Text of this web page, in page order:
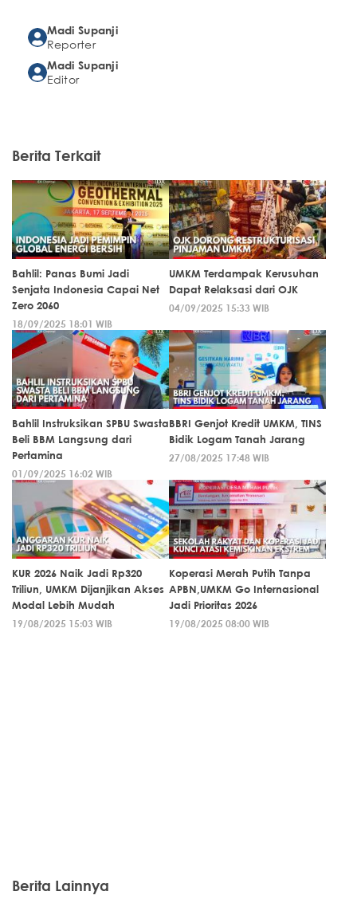
Madi Supanji
Reporter
Madi Supanji
Editor
Berita Terkait
Bahlil: Panas Bumi Jadi
Senjata Indonesia Capai Net
Zero 2060
18/09/2025 18:01 WIB
UMKM Terdampak Kerusuhan
Dapat Relaksasi dari OJK
04/09/2025 15:33 WIB
Bahlil Instruksikan SPBU Swasta
Beli BBM Langsung dari
Pertamina
01/09/2025 16:02 WIB
BBRI Genjot Kredit UMKM, TINS
Bidik Logam Tanah Jarang
27/08/2025 17:48 WIB
KUR 2026 Naik Jadi Rp320
Triliun, UMKM Dijanjikan Akses
Modal Lebih Mudah
19/08/2025 15:03 WIB
Koperasi Merah Putih Tanpa
APBN,UMKM Go Internasional
Jadi Prioritas 2026
19/08/2025 08:00 WIB
Berita Lainnya